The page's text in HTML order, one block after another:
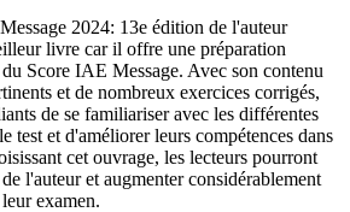
2024: 13e édition de l'auteur
livre car il offre une préparation
Score IAE Message. Avec son contenu
et de nombreux exercices corrigés,
de se familiariser avec les différentes
test et d'améliorer leurs compétences dans
cet ouvrage, les lecteurs pourront
l'auteur et augmenter considérablement
examen.